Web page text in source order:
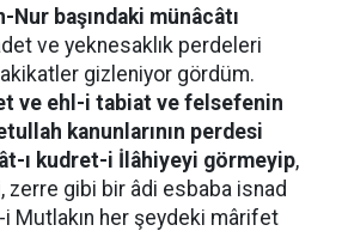
Nur başındaki münâcâtı
ve yeknesaklık perdeleri
gizleniyor gördüm.
ve ehl-i tabiat ve felsefenin
kanunlarının perdesi
ı kudret-i İlâhiyeyi görmeyip,
zerre gibi bir âdi esbaba isnad
Mutlakın her şeydeki mârifet